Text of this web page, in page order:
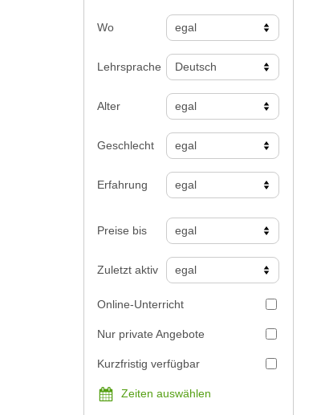
Wo
Lehrsprache
Alter
Geschlecht
Erfahrung
Preise bis
Zuletzt aktiv
Online-Unterricht
Nur private Angebote
Kurzfristig verfügbar
Zeiten auswählen